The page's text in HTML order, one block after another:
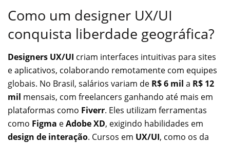
Como um designer UX/UI
conquista liberdade geográfica?
Designers UX/UI criam interfaces intuitivas para sites
e aplicativos, colaborando remotamente com equipes
globais. No Brasil, salários variam de R$ 6 mil a R$ 12
mil mensais, com freelancers ganhando até mais em
plataformas como Fiverr. Eles utilizam ferramentas
como Figma eAdobe XD, exigindo habilidades em
design de interação. Cursos em UX/UI, como os da